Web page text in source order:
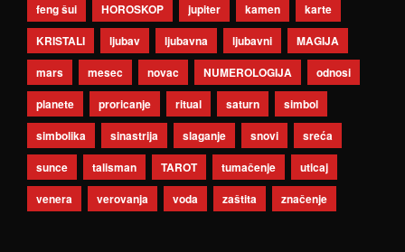
feng šui
HOROSKOP jupiter kamen
karte
KRISTALI
ljubav ljubavna ljubavni
MAGIJA
mars
mesec novac NUMEROLOGIJA
odnosi
planete
proricanje ritual saturn
simbol
simbolika
sinastrija slaganje snovi
sreća
sunce
talisman TAROT tumačenje
uticaj
venera
verovanja voda zaštita značenje